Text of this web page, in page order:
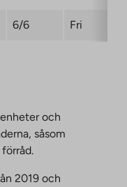
6/6 Fri
och
såsom
2019 och